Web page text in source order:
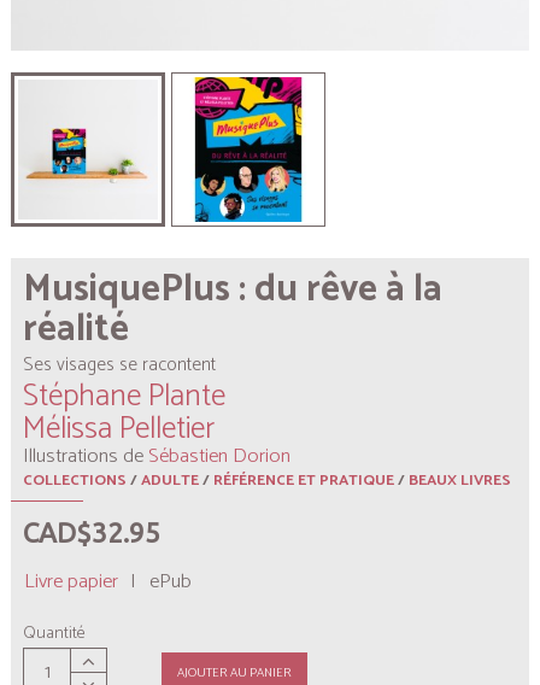
MusiquePlus : du rêve à la
réalité
Ses visages se racontent
Stéphane Plante
Mélissa Pelletier
Illustrations deSébastien Dorion
COLLECTIONS/ADULTE/RÉFÉRENCE ET PRATIQUE/BEAUX LIVRES
CAD$32.95
Livre papier | ePub
Quantité
AJOUTER AU PANIER